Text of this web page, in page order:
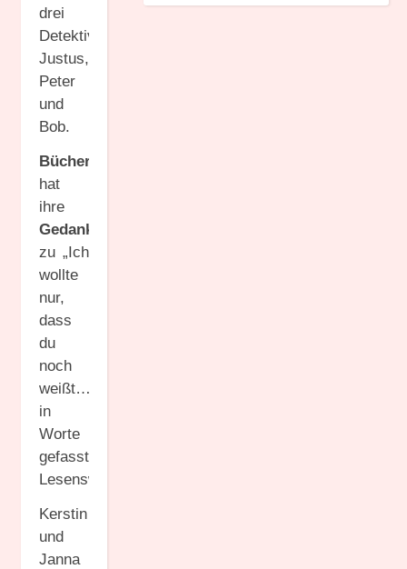
drei
Detektive
Justus,
Peter
und
Bob.
Bücherquatsch
hat
ihre
Gedanken
zu „Ich
wollte
nur,
dass
du
noch
weißt…“
in
Worte
gefasst.
Lesenswert.
Kerstin
und
Janna